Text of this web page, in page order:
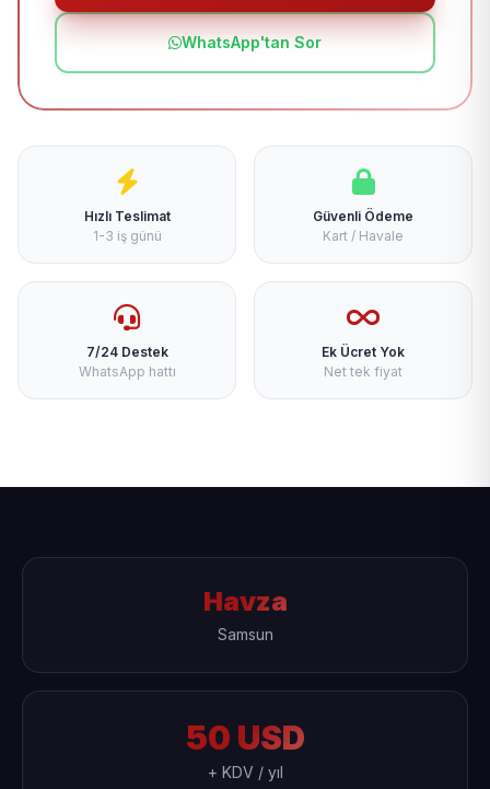
WhatsApp'tan Sor
Hızlı Teslimat
1-3 iş günü
Güvenli Ödeme
Kart / Havale
7/24 Destek
WhatsApp hattı
Ek Ücret Yok
Net tek fiyat
Havza
Samsun
50 USD
+ KDV / yıl